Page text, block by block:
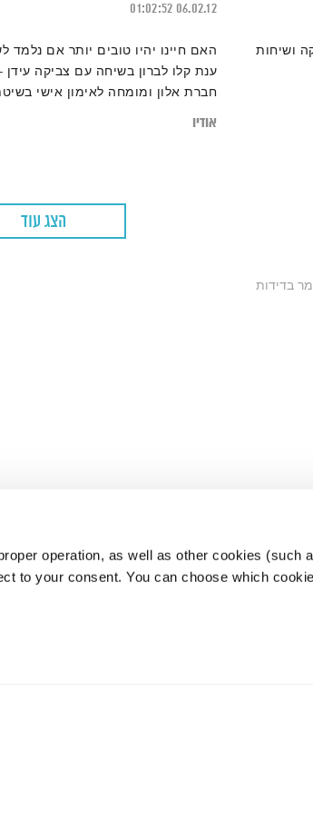
operation, as well as other cookies (such
to your consent. You can choose which
ושיחות
06.02.12
01:02:52
האם חיינו יהיו טובים יותר אם נלמד
ענת קלו לברון בשיחה עם צביקה
אודיו
הצג עוד
בדידות